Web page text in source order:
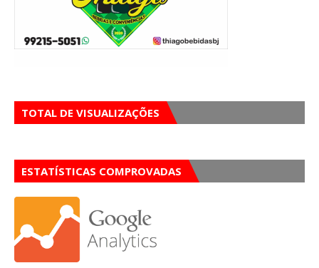
TOTAL DE VISUALIZAÇÕES
ESTATÍSTICAS COMPROVADAS